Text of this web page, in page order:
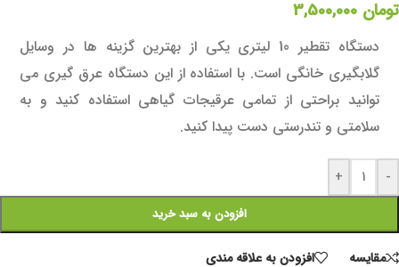
تومان
دستگاه تقطیر 10 لیتری یکی از بهترین گزینه ها در وسایل
گلابگیری خانگی است. با استفاده از این دستگاه عرق گیری می
توانید براحتی از تمامی عرقیجات گیاهی استفاده کنید و به
سلامتی و تندرستی دست پیدا کنید.
-
+
افزودن به سبد خرید
مقايسه افزودن به علاقه مندی